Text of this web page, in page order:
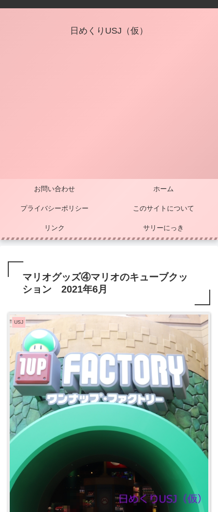
日めくりUSJ（仮）
お問い合わせ ホーム
プライバシーポリシー このサイトについて
リンク サリーにっき
マリオグッズ④マリオのキューブクッ
ション 2021年6月
USJ